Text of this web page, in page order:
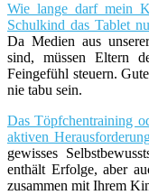
Wie lange darf mein
Schulkind das Tablet
Da Medien aus
sind, müssen Eltern
Feingefühl steuern.
nie tabu sein.
Das Töpfchentraining
aktiven
gewisses
enthält Erfolge, aber
zusammen mit Ihrem